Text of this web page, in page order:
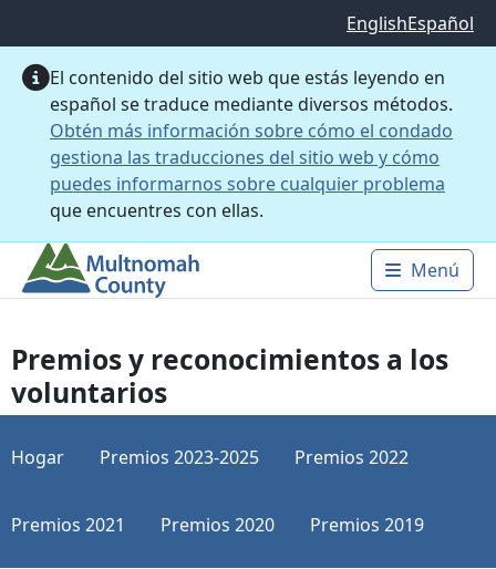
EnglishEspañol
El contenido del sitio web que estás leyendo en
español se traduce mediante diversos métodos.
Obtén más información sobre cómo el condado
gestiona las traducciones del sitio web y cómo
puedes informarnos sobre cualquier problema
que encuentres con ellas.
Main
Menú
Premios y reconocimientos a los
voluntarios
Hogar Premios 2023-2025 Premios 2022
Premios 2021 Premios 2020 Premios 2019